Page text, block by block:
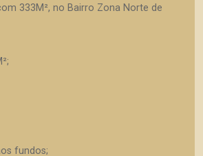
333M², no Bairro Zona Norte de
fundos;